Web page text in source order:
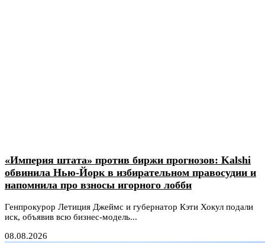
«Империя штата» против биржи прогнозов: Kalshi
обвинила Нью-Йорк в избирательном правосудии и
напомнила про взносы игорного лобби
Генпрокурор Летиция Джеймс и губернатор Кэти Хокул подали
иск, объявив всю бизнес-модель...
08.08.2026